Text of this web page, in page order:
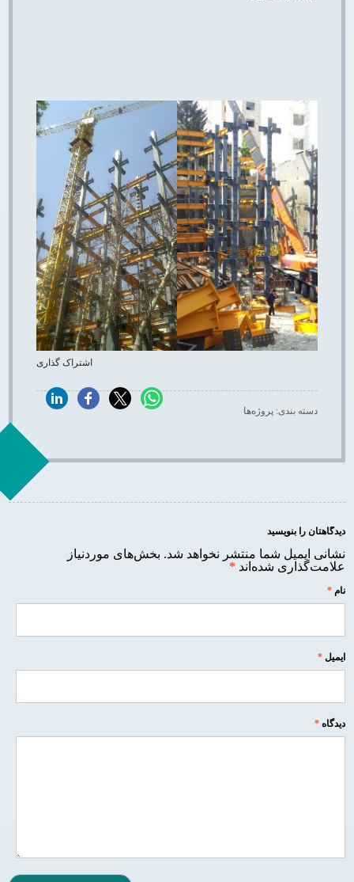
اشتراک گذاری
دسته بندی:پروژه‌ها
دیدگاهتان را بنویسید
نشانی ایمیل شما منتشر نخواهد شد. بخش‌های موردنیاز
علامت‌گذاری شده‌اند *
نام*
ایمیل*
دیدگاه*